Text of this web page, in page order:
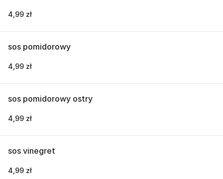
4,99 zł
sos pomidorowy
4,99 zł
sos pomidorowy ostry
4,99 zł
sos vinegret
4,99 zł